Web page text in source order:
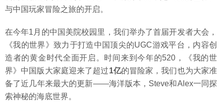
与中国玩家冒险之旅的开启。
在今年1月的中国美院校园里，我们举办了首届开发者大会，
《我的世界》致力于打造中国顶尖的UGC游戏平台，内容创
造者的黄金时代全面开启。时间来到今年的520，《我的世
界》中国版大家庭迎来了超过1亿的冒险家，我们也为大家准
备了近几年来最大的更新——海洋版本，Steve和Alex一同探
索神秘的海底世界。